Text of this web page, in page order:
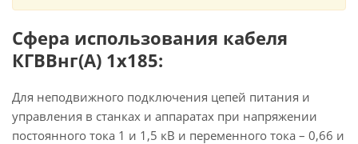
Сфера использования кабеля
КГВВнг(А) 1х185:
Для неподвижного подключения цепей питания и
управления в станках и аппаратах при напряжении
постоянного тока 1 и 1,5 кВ и переменного тока – 0,66 и